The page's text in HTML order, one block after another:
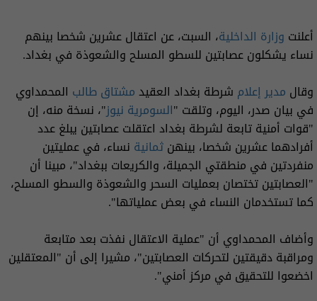
أعلنت وزارة الداخلية، السبت، عن اعتقال عشرين شخصا بينهم
نساء يشكلون عصابتين للسطو المسلح والشعوذة في بغداد.
وقال مدير إعلام شرطة بغداد العقيدمشتاق طالب المحمداوي
في بيان صدر، اليوم، وتلقت "السومرية نيوز"، نسخة منه، إن
"قوات أمنية تابعة لشرطة بغداد اعتقلت عصابتين يبلغ عدد
أفرادهما عشرين شخصا، بينهنثمانية نساء، في عمليتين
منفردتين في منطقتي الجميلة، والكريعات ببغداد"، مبينا أن
"العصابتين تختصان بعمليات السحر والشعوذة والسطو المسلح،
كما تستخدمان النساء في بعض عملياتها".
وأضاف المحمداوي أن "عملية الاعتقال نفذت بعد متابعة
ومراقبة دقيقتين لتحركات العصابتين"، مشيرا إلى أن "المعتقلين
اخضعوا للتحقيق في مركز أمني".